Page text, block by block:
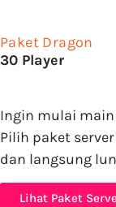
Paket Dragon
30 Player
Ingin mulai
Pilih paket
dan langsung
Lihat Paket